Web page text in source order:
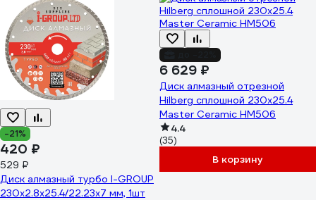
-21%
420 ₽
529 ₽
Диск алмазный турбо I-GROUP
230х2.8х25.4/22.23х7 мм, 1шт
6 629 ₽
Диск алмазный отрезной
Hilberg сплошной 230x25.4
Master Ceramic HM506
4.4
(35)
В корзину